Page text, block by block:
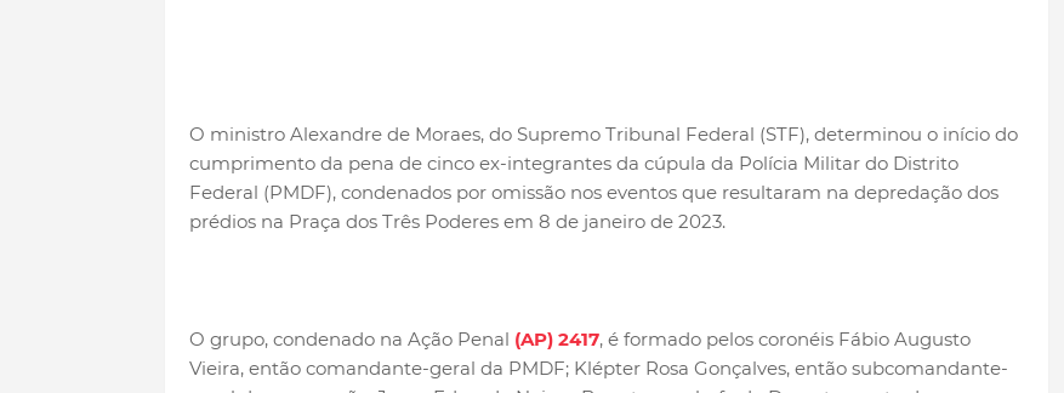
O ministro Alexandre de Moraes, do Supremo Tribunal Federal (STF), determinou o início do
cumprimento da pena de cinco ex-integrantes da cúpula da Polícia Militar do Distrito
Federal (PMDF), condenados por omissão nos eventos que resultaram na depredação dos
prédios na Praça dos Três Poderes em 8 de janeiro de 2023.
O grupo, condenado na Ação Penal (AP) 2417, é formado pelos coronéis Fábio Augusto
Vieira, então comandante-geral da PMDF; Klépter Rosa Gonçalves, então subcomandante-